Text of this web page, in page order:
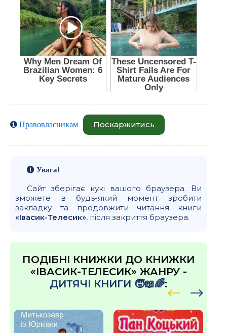
Правовласникам Поскаржитись
Увага!
Сайт зберігає кукі вашого браузера. Ви
зможете в будь-який момент зробити
закладку та продовжити читання книги
«Івасик-Телесик», після закриття браузера.
ПОДІБНІ КНИЖКИ ДО КНИЖКИ
«ІВАСИК-ТЕЛЕСИК» ЖАНРУ -
ДИТЯЧІ КНИГИ 🧒📖🌈: